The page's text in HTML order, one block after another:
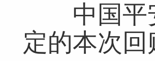
中国平安
定的本次